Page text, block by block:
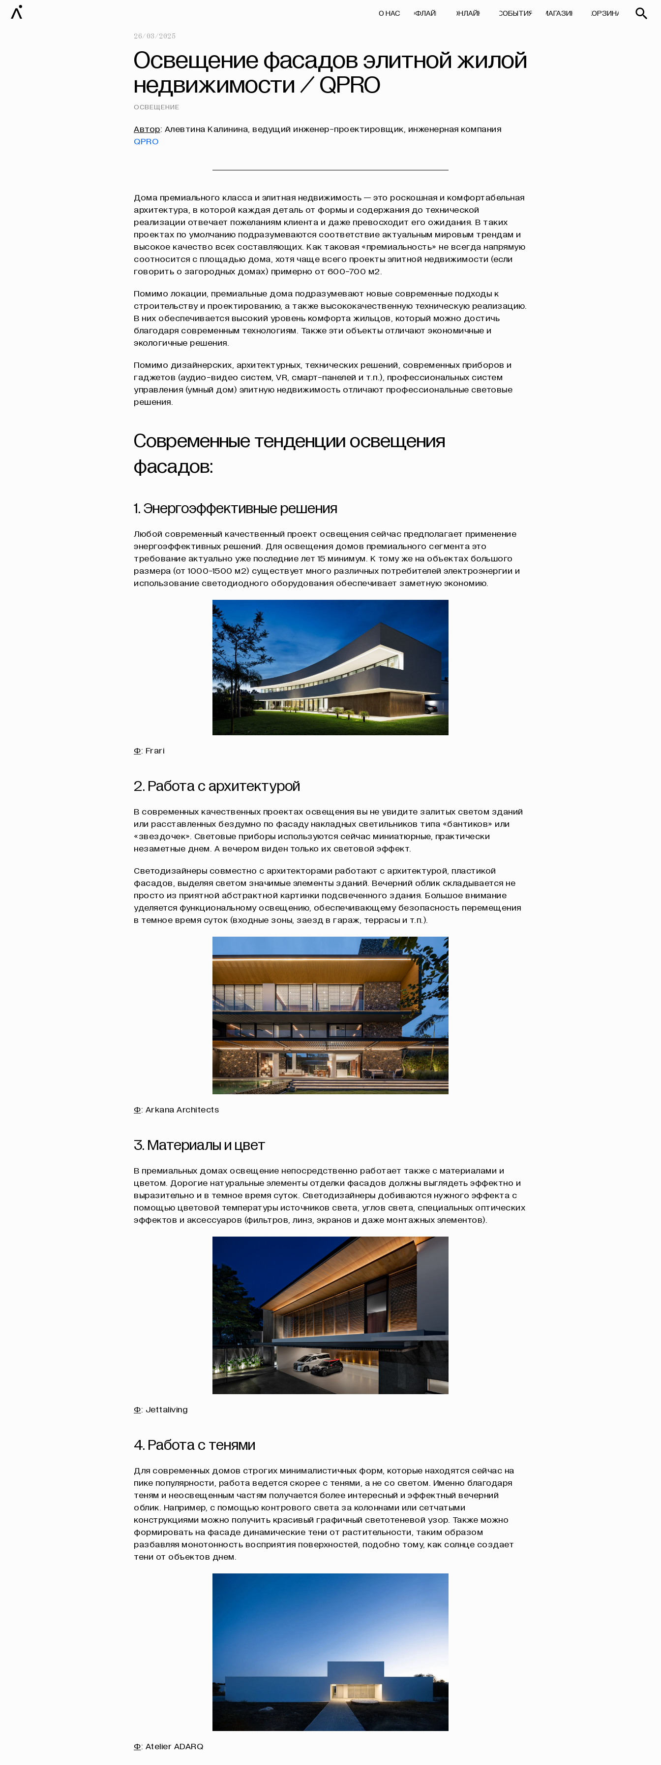
ОФЛАЙН ОНЛАЙН СОБЫТИЯ МАГАЗИН КОРЗИНА
ОФЛАЙН ОНЛАЙН СОБЫТИЯ МАГАЗИН КОРЗИНА
26/03/2025
Освещение фасадов элитной жилой
недвижимости / QPRO
ОСВЕЩЕНИЕ
Автор: Алевтина Калинина, ведущий инженер-проектировщик, инженерная компания
QPRO
Дома премиального класса и элитная недвижимость — это роскошная и комфортабельная
архитектура, в которой каждая деталь от формы и содержания до технической
реализации отвечает пожеланиям клиента и даже превосходит его ожидания. В таких
проектах по умолчанию подразумеваются соответствие актуальным мировым трендам и
высокое качество всех составляющих. Как таковая «премиальность» не всегда напрямую
соотносится с площадью дома, хотя чаще всего проекты элитной недвижимости (если
говорить о загородных домах) примерно от 600-700 м2.
Помимо локации, премиальные дома подразумевают новые современные подходы к
строительству и проектированию, а также высококачественную техническую реализацию.
В них обеспечивается высокий уровень комфорта жильцов, который можно достичь
благодаря современным технологиям. Также эти объекты отличают экономичные и
экологичные решения.
Помимо дизайнерских, архитектурных, технических решений, современных приборов и
гаджетов (аудио-видео систем, VR, смарт-панелей и т.п.), профессиональных систем
управления (умный дом) элитную недвижимость отличают профессиональные световые
решения.
Современные тенденции освещения
фасадов:
1. Энергоэффективные решения
Любой современный качественный проект освещения сейчас предполагает применение
энергоэффективных решений. Для освещения домов премиального сегмента это
требование актуально уже последние лет 15 минимум. К тому же на объектах большого
размера (от 1000-1500 м2) существует много различных потребителей электроэнергии и
использование светодиодного оборудования обеспечивает заметную экономию.
Ф: Frari
2. Работа с архитектурой
В современных качественных проектах освещения вы не увидите залитых светом зданий
или расставленных бездумно по фасаду накладных светильников типа «бантиков» или
«звездочек». Световые приборы используются сейчас миниатюрные, практически
незаметные днем. А вечером виден только их световой эффект.
Светодизайнеры совместно с архитекторами работают с архитектурой, пластикой
фасадов, выделяя светом значимые элементы зданий. Вечерний облик складывается не
просто из приятной абстрактной картинки подсвеченного здания. Большое внимание
уделяется функциональному освещению, обеспечивающему безопасность перемещения
в темное время суток (входные зоны, заезд в гараж, террасы и т.п.).
Ф: Arkana Architects
3. Материалы и цвет
В премиальных домах освещение непосредственно работает также с материалами и
цветом. Дорогие натуральные элементы отделки фасадов должны выглядеть эффектно и
выразительно и в темное время суток. Светодизайнеры добиваются нужного эффекта с
помощью цветовой температуры источников света, углов света, специальных оптических
эффектов и аксессуаров (фильтров, линз, экранов и даже монтажных элементов).
Ф: Jettaliving
4. Работа с тенями
Для современных домов строгих минималистичных форм, которые находятся сейчас на
пике популярности, работа ведется скорее с тенями, а не со светом. Именно благодаря
теням и неосвещенным частям получается более интересный и эффектный вечерний
облик. Например, с помощью контрового света за колоннами или сетчатыми
конструкциями можно получить красивый графичный светотеневой узор. Также можно
формировать на фасаде динамические тени от растительности, таким образом
разбавляя монотонность восприятия поверхностей, подобно тому, как солнце создает
тени от объектов днем.
Ф: Atelier ADARQ